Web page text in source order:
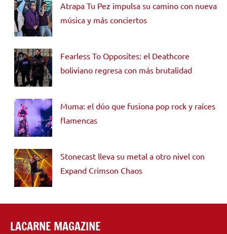
Atrapa Tu Pez impulsa su camino con nueva
música y más conciertos
Fearless To Opposites: el Deathcore
boliviano regresa con más brutalidad
Muma: el dúo que fusiona pop rock y raíces
flamencas
Stonecast lleva su metal a otro nivel con
Expand Crimson Chaos
LACARNE MAGAZINE